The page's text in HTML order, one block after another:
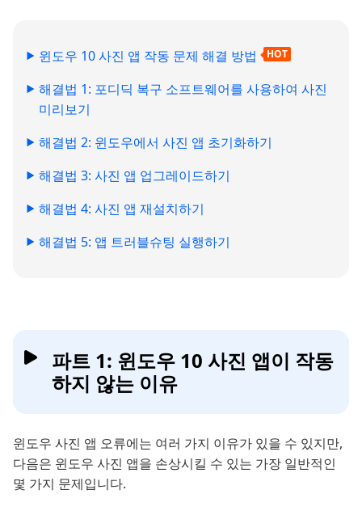
윈도우 10 사진 앱 작동 문제 해결 방법 HOT
해결법 1: 포디딕 복구 소프트웨어를 사용하여 사진
미리보기
해결법 2: 윈도우에서 사진 앱 초기화하기
해결법 3: 사진 앱 업그레이드하기
해결법 4: 사진 앱 재설치하기
해결법 5: 앱 트러블슈팅 실행하기
파트 1: 윈도우 10 사진 앱이 작동
하지 않는 이유
윈도우 사진 앱 오류에는 여러 가지 이유가 있을 수 있지만,
다음은 윈도우 사진 앱을 손상시킬 수 있는 가장 일반적인
몇 가지 문제입니다.